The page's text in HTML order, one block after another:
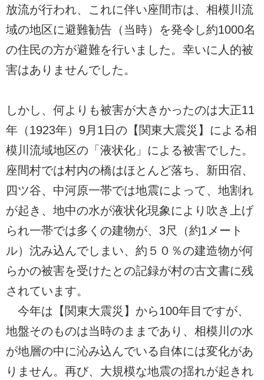
放流が行われ、これに伴い座間市は、相模川流
域の地区に避難勧告（当時）を発令し約1000名
の住民の方が避難を行いました。幸いに人的被
害はありませんでした。
しかし、何よりも被害が大きかったのは大正11
年（1923年）9月1日の【関東大震災】による相
模川流域地区の「液状化」による被害でした。
座間村では村内の橋はほとんど落ち、新田宿、
四ツ谷、中河原一帯では地震によって、地割れ
が起き、地中の水が液状化現象により吹き上げ
られ一帯では多くの建物が、3尺（約1メート
ル）沈み込んでしまい、約５０％の建造物が何
らかの被害を受けたとの記録が村の古文書に残
されています。
今年は【関東大震災】から100年目ですが、
地盤そのものは当時のままであり、相模川の水
が地層の中に沁み込んでいる自体には変化があ
りません。再び、大規模な地震の揺れが起きれ